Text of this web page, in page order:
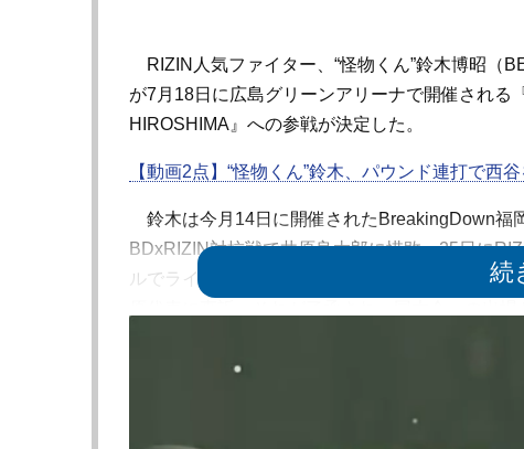
RIZIN人気ファイター、“怪物くん”鈴木博昭（
が7月18日に広島グリーンアリーナで開催される
HIROSHIMA』への参戦が決定した。
【動画2点】“怪物くん”鈴木、パウンド連打で西谷
鈴木は今月14日に開催されたBreakingDown福
BDxRIZIN対抗戦で井原良太郎に惜敗。25日に
ルでライブ配信された『榊原社長に呼び出され
鈴木のBD参戦経緯として、鈴木はこれまでBD
試合を振り返り、榊原代表は「アンタたち殴ら